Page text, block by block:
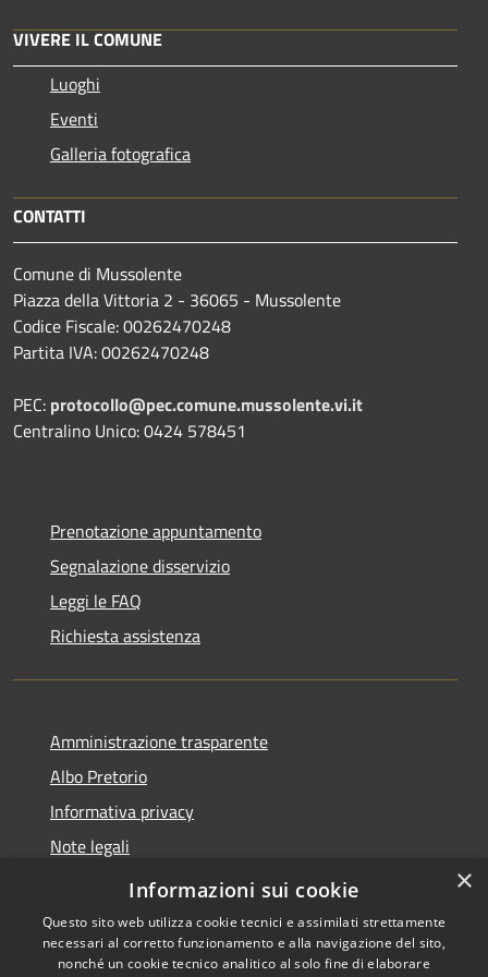
VIVERE IL COMUNE
Luoghi
Eventi
Galleria fotografica
CONTATTI
Comune di Mussolente
Piazza della Vittoria 2 - 36065 - Mussolente
Codice Fiscale: 00262470248
Partita IVA: 00262470248
PEC: protocollo@pec.comune.mussolente.vi.it
Centralino Unico: 0424 578451
Prenotazione appuntamento
Segnalazione disservizio
Leggi le FAQ
Richiesta assistenza
Amministrazione trasparente
Albo Pretorio
Informativa privacy
Note legali
Dichiarazione di accessibilità
×
Informazioni sui cookie
Questo sito web utilizza cookie tecnici e assimilati strettamente
necessari al corretto funzionamento e alla navigazione del sito,
nonché un cookie tecnico analitico al solo fine di elaborare